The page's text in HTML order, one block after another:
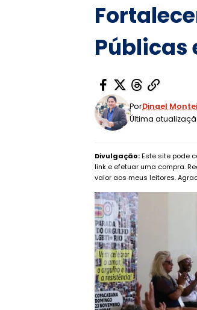
Públicas
Última
PorDinael
Divulgação:Este site pode
link e efetuar uma compra.
valor aos meus leitores.